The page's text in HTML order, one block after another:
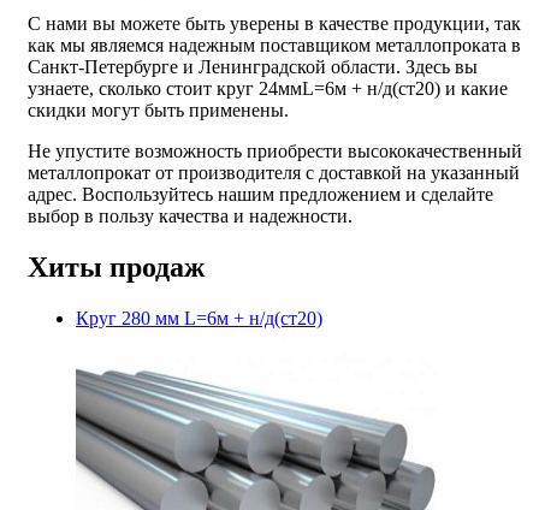
С нами вы можете быть уверены в качестве продукции, так
как мы являемся надежным поставщиком металлопроката в
Санкт-Петербурге и Ленинградской области. Здесь вы
узнаете, сколько стоит круг 24ммL=6м + н/д(ст20) и какие
скидки могут быть применены.
Не упустите возможность приобрести высококачественный
металлопрокат от производителя с доставкой на указанный
адрес. Воспользуйтесь нашим предложением и сделайте
выбор в пользу качества и надежности.
Хиты продаж
Круг 280 мм L=6м + н/д(ст20)